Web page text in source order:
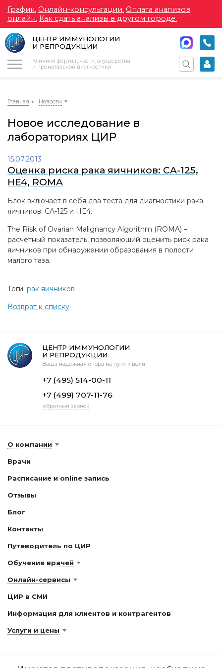
График. Онлайн-консультации. Оплата анализов
онлайн. Как сдать анализы в другом городе.
ЦЕНТР ИММУНОЛОГИИ
И РЕПРОДУКЦИИ
Клиники фертильности, акушерства
и пренатальной диагностики
Главная Новости
Новое исследование в
лабораториях ЦИР
15.07.2013
Оценка риска рака яичников: CA-125,
HE4, ROMA
Блок включает в себя два теста для диагностики рака
яичников: CA-125 и HE4.
The Risk of Ovarian Malignancy Algorithm (ROMA) –
расчетный показатель, позволяющий оценить риск рака
яичников при обнаружении образования в полости
малого таза.
Теги: рак яичников
Возврат к списку
ЦЕНТР ИММУНОЛОГИИ
И РЕПРОДУКЦИИ
Ваша надежная опора на пути к цели
+7 (495) 514-00-11
+7 (499) 707-11-76
обратный звонок
О компании
Врачи
Расписание и online запись
Отзывы
Блог
Контакты
Путеводитель по ЦИР
Обучение врачей
Онлайн-сервисы
ЦИР в СМИ
Информация для клиентов и контрагентов
Услуги и цены